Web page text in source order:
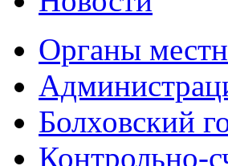
Органы
Болховский
Контрольно-